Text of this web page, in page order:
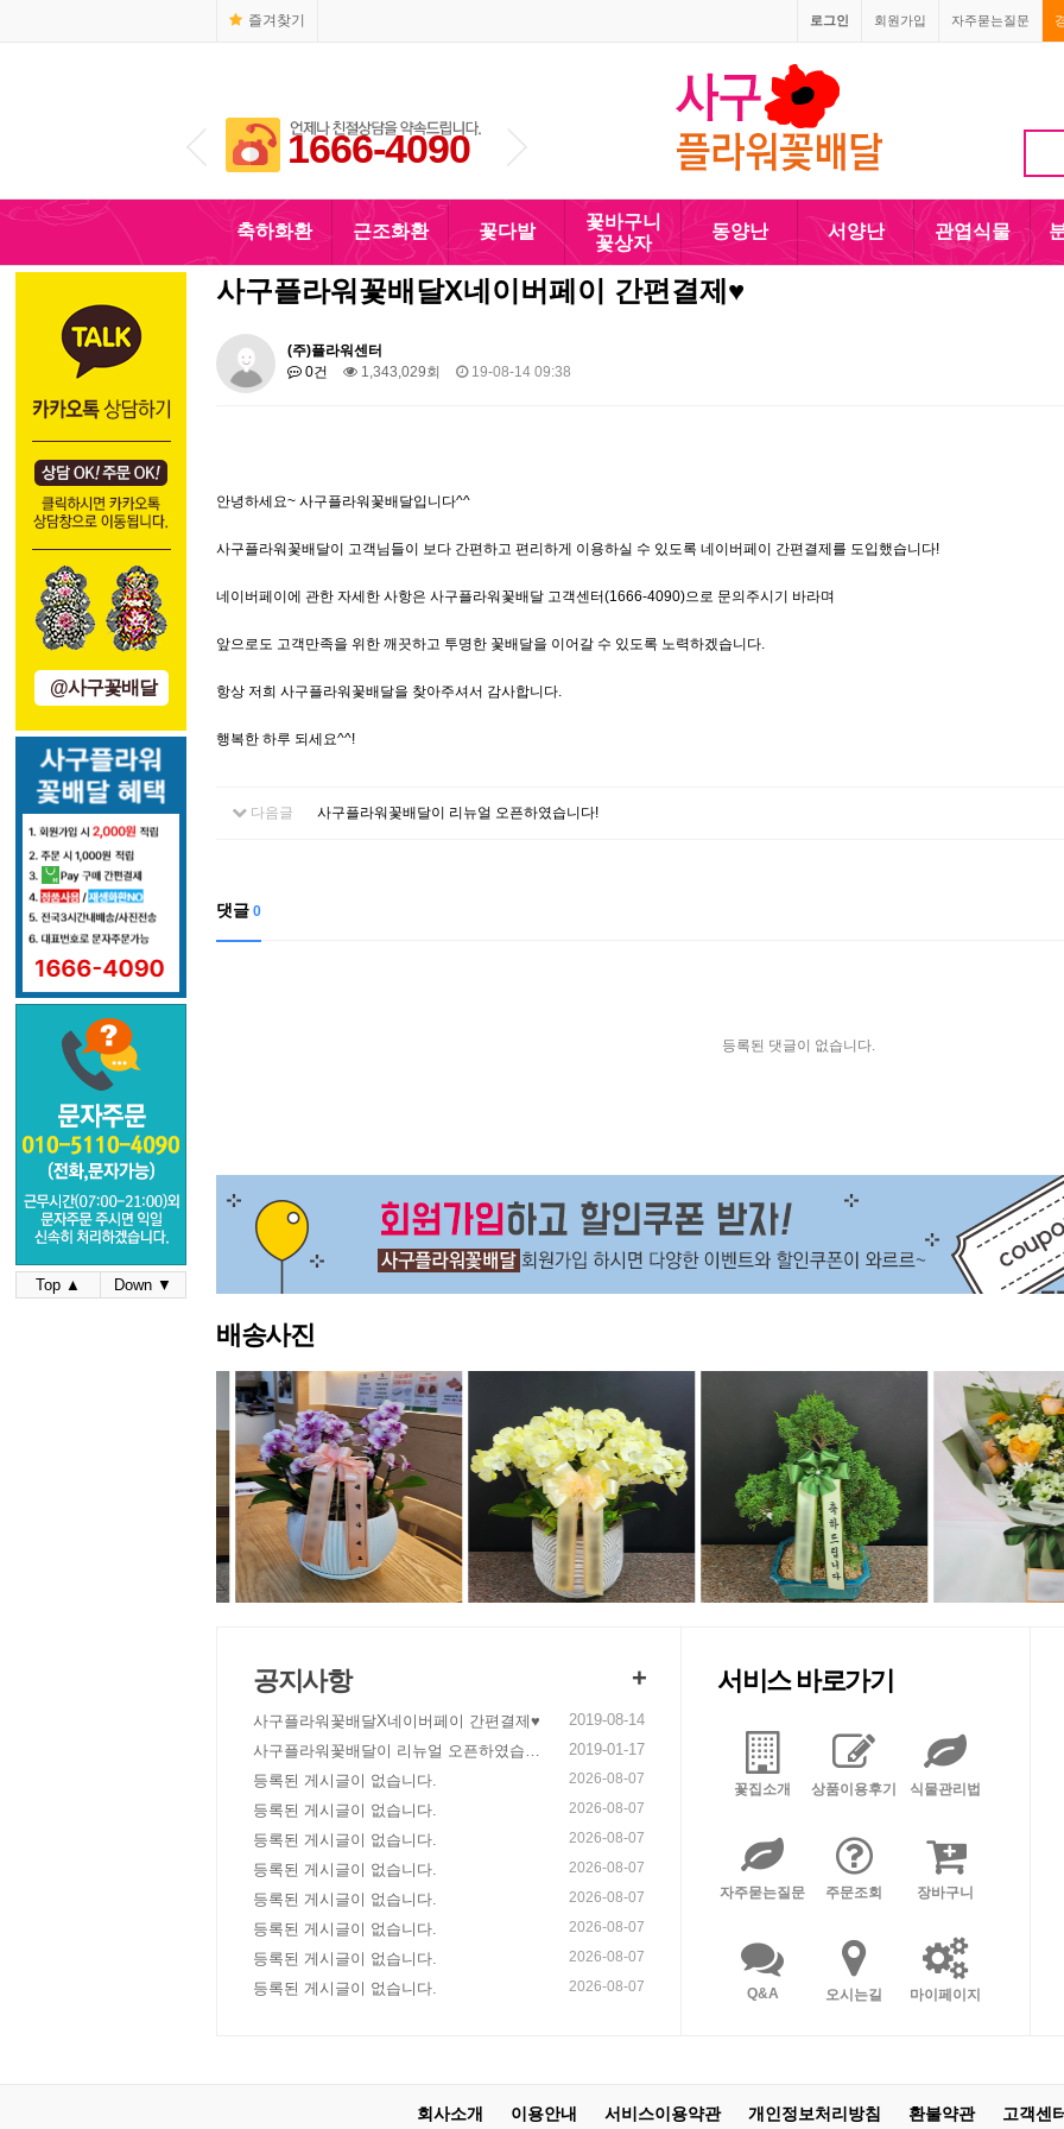
즐겨찾기 자주묻는질문
회원가입
로그인
1666-4090 010-5110-4090
축하화환 근조화환 꽃다발
꽃바구니
꽃상자
동양난 서양난 관엽식물
@사구꽃배달
Top ▲ Down ▼
사구플라워꽃배달X네이버페이 간편결제♥
(주)플라워센터
0건
1,343,029회 19-08-14 09:38
안녕하세요~ 사구플라워꽃배달입니다^^
사구플라워꽃배달이 고객님들이 보다 간편하고 편리하게 이용하실 수 있도록 네이버페이 간편결제를 도입했습니다!
네이버페이에 관한 자세한 사항은 사구플라워꽃배달 고객센터(1666-4090)으로 문의주시기 바라며
앞으로도 고객만족을 위한 깨끗하고 투명한 꽃배달을 이어갈 수 있도록 노력하겠습니다.
항상 저희 사구플라워꽃배달을 찾아주셔서 감사합니다.
행복한 하루 되세요^^!
다음글 사구플라워꽃배달이 리뉴얼 오픈하였습니다!
댓글 0
등록된 댓글이 없습니다.
배송사진
공지사항 +
사구플라워꽃배달X네이버페이 간편결제♥
2019-08-14
사구플라워꽃배달이 리뉴얼 오픈하였습니
다!
2019-01-17
등록된 게시글이 없습니다.
2026-08-07
등록된 게시글이 없습니다. 2026-08-07
등록된 게시글이 없습니다. 2026-08-07
등록된 게시글이 없습니다. 2026-08-07
등록된 게시글이 없습니다. 2026-08-07
등록된 게시글이 없습니다. 2026-08-07
등록된 게시글이 없습니다. 2026-08-07
등록된 게시글이 없습니다. 2026-08-07
서비스 바로가기
꽃집소개 상품이용후기 식물관리법
자주묻는질문 주문조회 장바구니
Q&A 오시는길 마이페이지
회사소개 이용안내 서비스이용약관 개인정보처리방침 환불약관 고객센